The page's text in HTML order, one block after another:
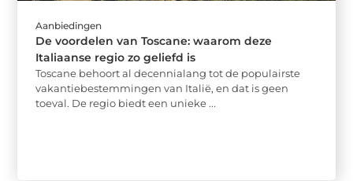
Aanbiedingen
De voordelen van Toscane: waarom deze
Italiaanse regio zo geliefd is
Toscane behoort al decennialang tot de populairste
vakantiebestemmingen van Italië, en dat is geen
toeval. De regio biedt een unieke ...